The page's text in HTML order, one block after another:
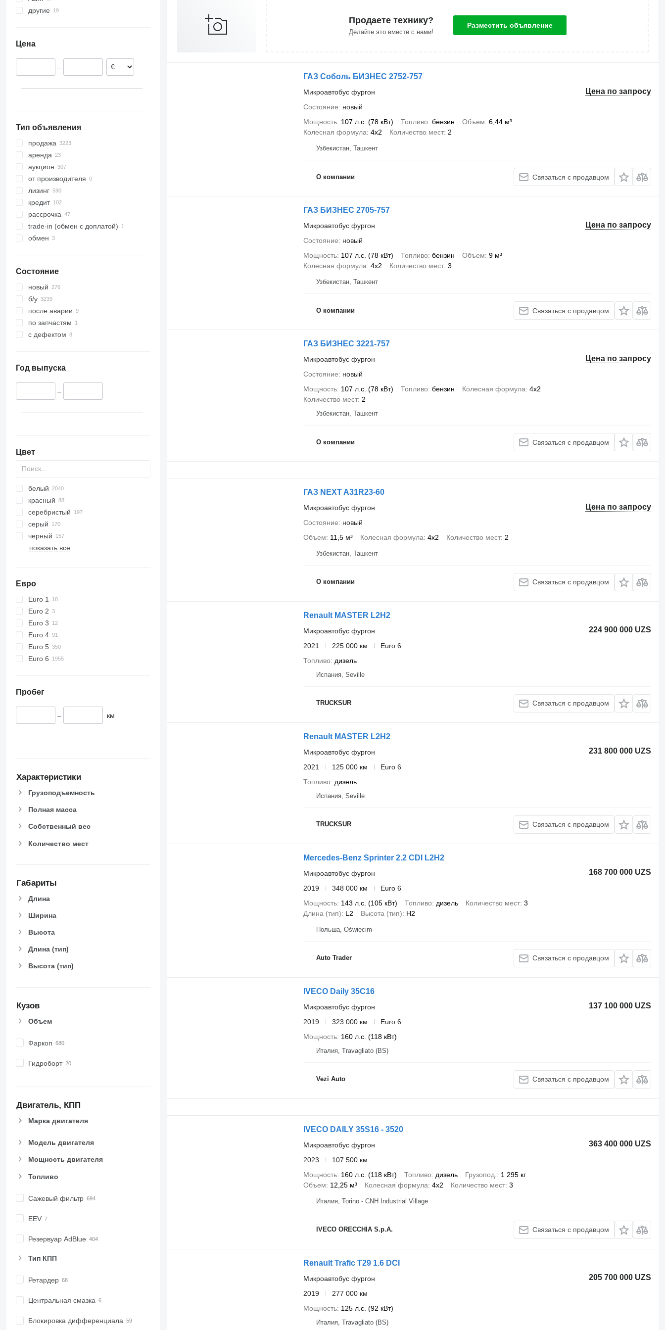
Германия
Италия
Чехия
Япония
другие
Аргентина
Цена
–
Тип объявления
продажа
аренда
аукцион
от производителя
лизинг
кредит
рассрочка
trade-in (обмен с доплатой)
обмен
Состояние
новый
б/у
после аварии
по запчастям
с дефектом
Год выпуска
–
Цвет
белый
красный
серебристый
серый
черный
показать все
Евро
Euro 1
Euro 2
Euro 3
Euro 4
Euro 5
Euro 6
Пробег
– км
Характеристики
Грузоподъемность
Полная масса
Собственный вес
Количество мест
Габариты
Длина
Ширина
Высота
Длина (тип)
Высота (тип)
Кузов
Объем
Фаркоп
Гидроборт
Двигатель, КПП
Марка двигателя
Модель двигателя
Мощность двигателя
Топливо
Сажевый фильтр
EEV
Резервуар AdBlue
Тип КПП
Ретардер
Центральная смазка
Блокировка дифференциала
Продаете технику?
Делайте это вместе с нами!
Разместить объявление
ГАЗ Соболь БИЗНЕС 2752-757
Цена по запросу
Микроавтобус фургон
Состояние
новый
Мощность 107 л.с. (78 кВт) Топливо бензин Объем 6,44 м³
Колесная формула 4x2 Количество мест 2
Узбекистан, Ташкент
О компании Связаться с продавцом
ГАЗ БИЗНЕС 2705-757
Цена по запросу
Микроавтобус фургон
Состояние
новый
Мощность 107 л.с. (78 кВт) Топливо бензин Объем 9 м³
Колесная формула 4x2 Количество мест 3
Узбекистан, Ташкент
О компании Связаться с продавцом
ГАЗ БИЗНЕС 3221-757
Цена по запросу
Микроавтобус фургон
Состояние
новый
Мощность 107 л.с. (78 кВт) Топливо бензин Колесная формула 4x2
Количество мест 2
Узбекистан, Ташкент
О компании Связаться с продавцом
ГАЗ NEXT A31R23-60
Цена по запросу
Микроавтобус фургон
Состояние
новый
Объем
11,5 м³ Колесная формула 4x2 Количество мест 2
Узбекистан, Ташкент
О компании Связаться с продавцом
Renault MASTER L2H2
224 900 000 UZS
Микроавтобус фургон
2021
225 000 км
Euro 6
Топливо
дизель
Испания, Seville
TRUCKSUR Связаться с продавцом
Renault MASTER L2H2
231 800 000 UZS
Микроавтобус фургон
2021
125 000 км
Euro 6
Топливо
дизель
Испания, Seville
TRUCKSUR Связаться с продавцом
Mercedes-Benz Sprinter 2.2 CDI L2H2
168 700 000 UZS
Микроавтобус фургон
2019
348 000 км
Euro 6
Мощность 143 л.с. (105 кВт) Топливо дизель Количество мест 3
Длина (тип)
L2 Высота (тип) H2
Польша, Oświęcim
Auto Trader Связаться с продавцом
IVECO Daily 35C16
137 100 000 UZS
Микроавтобус фургон
2019
323 000 км
Euro 6
Мощность 160 л.с. (118 кВт)
Италия, Travagliato (BS)
Vezi Auto Связаться с продавцом
IVECO DAILY 35S16 - 3520
363 400 000 UZS
Микроавтобус фургон
2023
107 500 км
Мощность 160 л.с. (118 кВт) Топливо дизель Грузопод.
1 295 кг
Объем
12,25 м³ Колесная формула 4x2 Количество мест 3
Италия, Torino - CNH Industrial Village
IVECO ORECCHIA S.p.A. Связаться с продавцом
Renault Trafic T29 1.6 DCI
205 700 000 UZS
Микроавтобус фургон
2019
277 000 км
Мощность 125 л.с. (92 кВт)
Италия, Travagliato (BS)